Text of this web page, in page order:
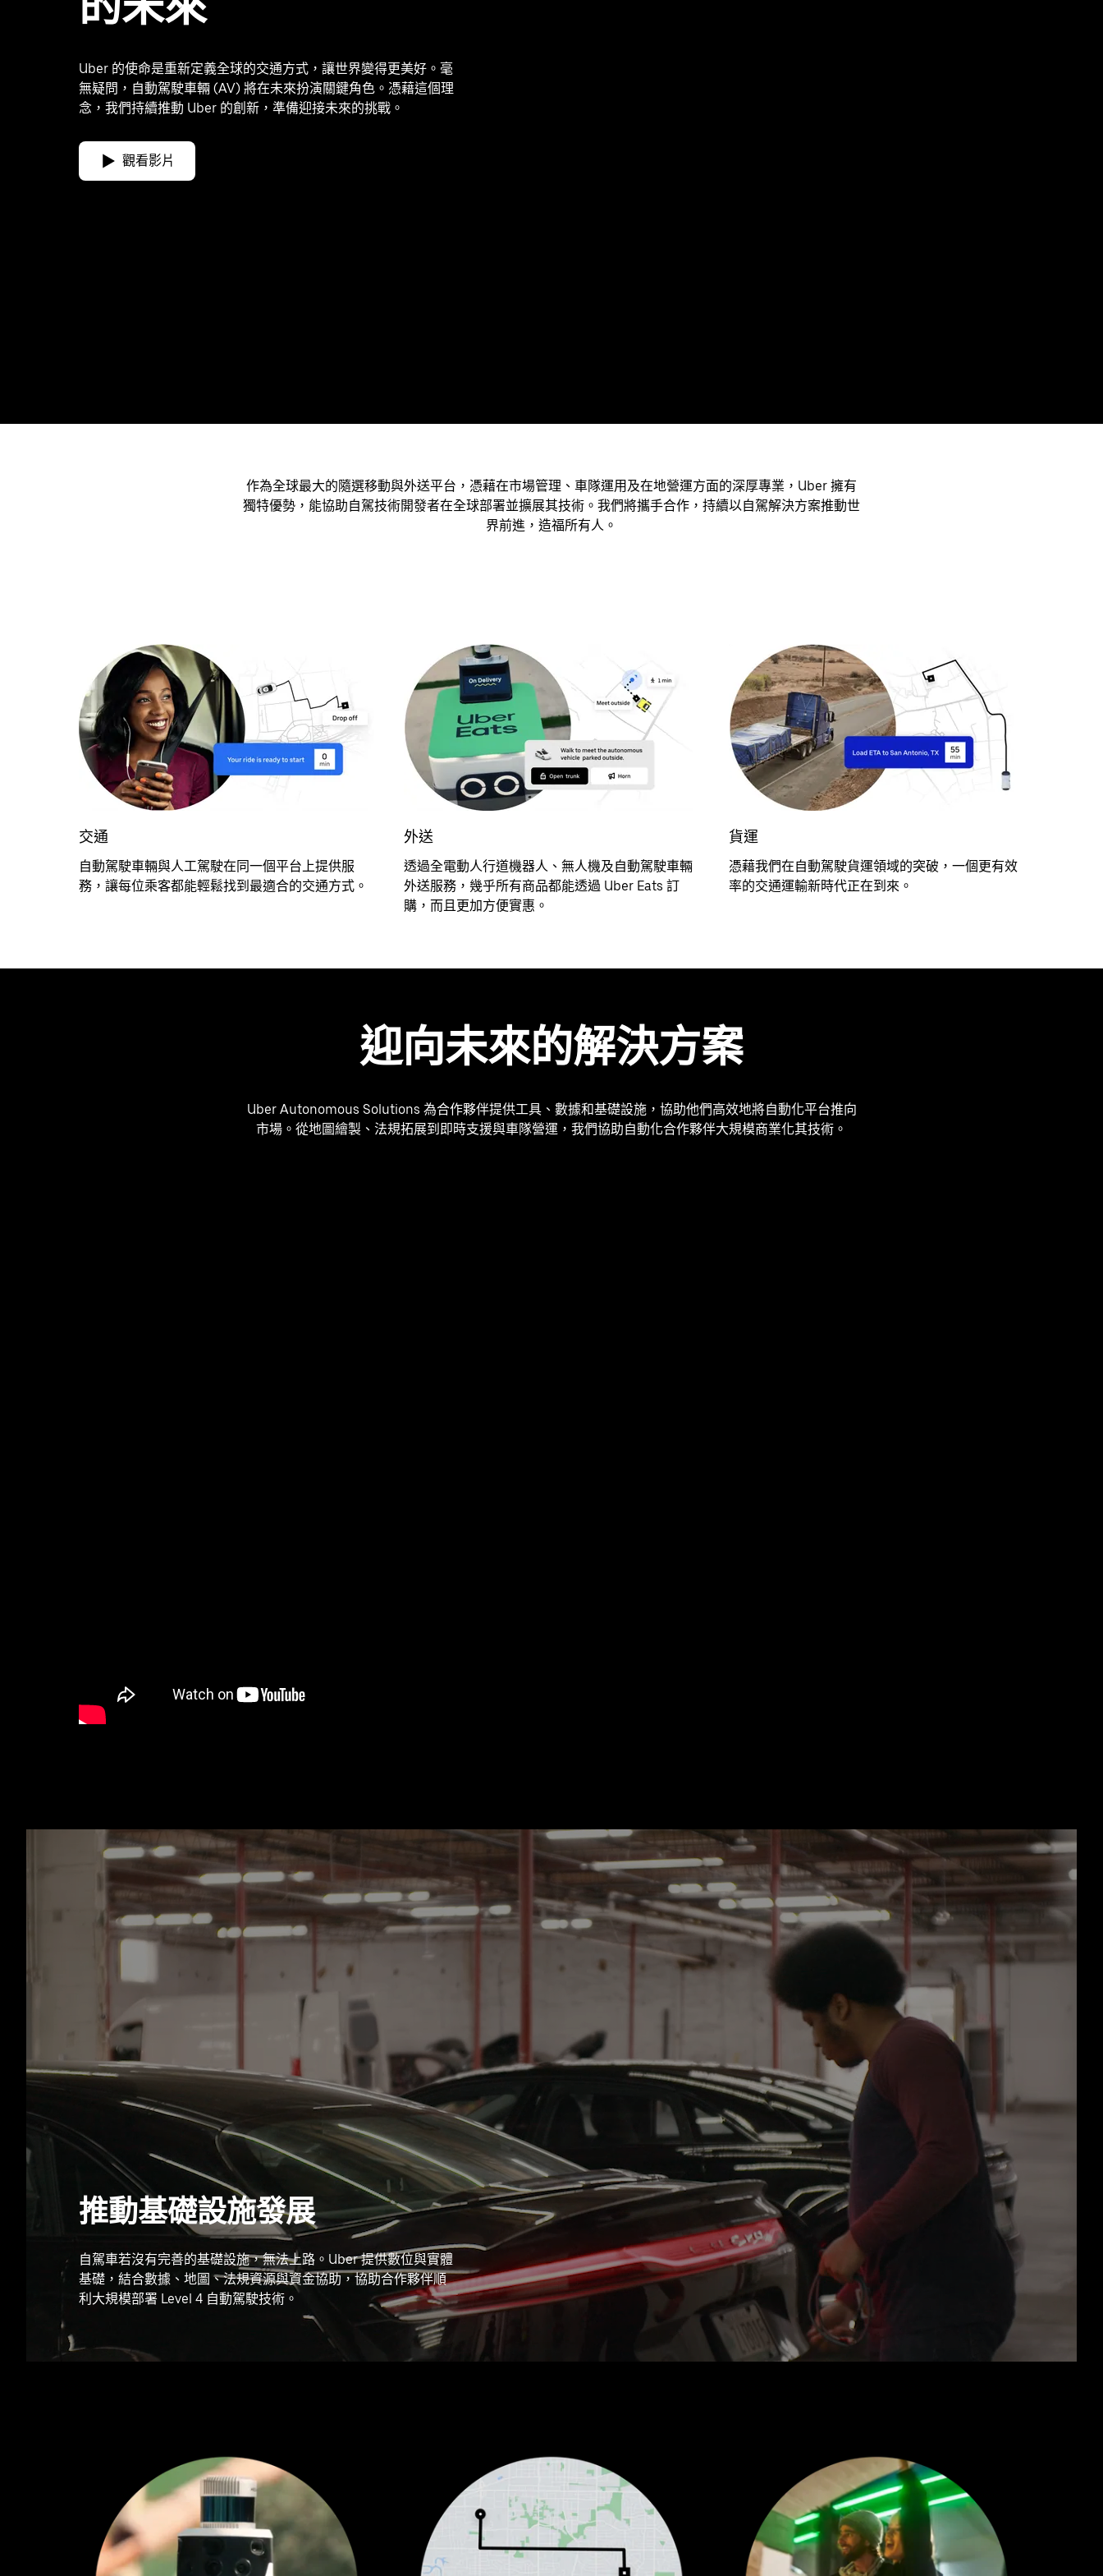
Uber 的使命是重新定義全球的交通方式，讓世界變得更美好。毫
無疑問，自動駕駛車輛 (AV) 將在未來扮演關鍵角色。憑藉這個理
念，我們持續推動 Uber 的創新，準備迎接未來的挑戰。
觀看影片
作為全球最大的隨選移動與外送平台，憑藉在市場管理、車隊運用及在地營運方面的深厚專業，Uber 擁有
獨特優勢，能協助自駕技術開發者在全球部署並擴展其技術。我們將攜手合作，持續以自駕解決方案推動世
界前進，造福所有人。
交通
自動駕駛車輛與人工駕駛在同一個平台上提供服
務，讓每位乘客都能輕鬆找到最適合的交通方式。
外送
透過全電動人行道機器人、無人機及自動駕駛車輛
外送服務，幾乎所有商品都能透過 Uber Eats 訂
購，而且更加方便實惠。
貨運
憑藉我們在自動駕駛貨運領域的突破，一個更有效
率的交通運輸新時代正在到來。
迎向未來的解決方案
Uber Autonomous Solutions 為合作夥伴提供工具、數據和基礎設施，協助他們高效地將自動化平台推向
市場。從地圖繪製、法規拓展到即時支援與車隊營運，我們協助自動化合作夥伴大規模商業化其技術。
推動基礎設施發展
自駕車若沒有完善的基礎設施，無法上路。Uber 提供數位與實體
基礎，結合數據、地圖、法規資源與資金協助，協助合作夥伴順
利大規模部署 Level 4 自動駕駛技術。